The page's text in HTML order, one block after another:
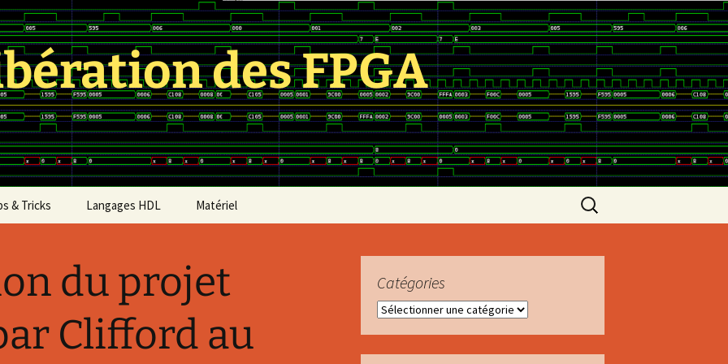
des FPGA
& Tricks Langages HDL
Bluespec
CDL
Chisel
Matériel
Reverse engineering
projects
Cœurs
Rechercher :
du projet
Clifford au
Catégories
Catégories